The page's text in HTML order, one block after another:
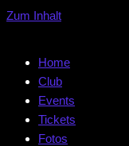
Zum Inhalt
Home
Club
Events
Tickets
Fotos